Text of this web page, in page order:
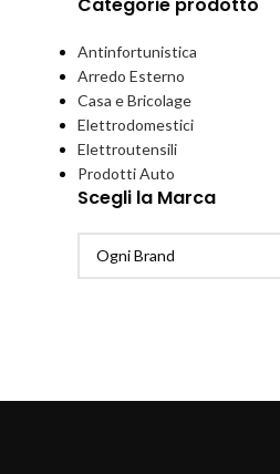
Antinfortunistica
Arredo Esterno
Casa e Bricolage
Elettrodomestici
Elettroutensili
Prodotti Auto
Scegli la Marca